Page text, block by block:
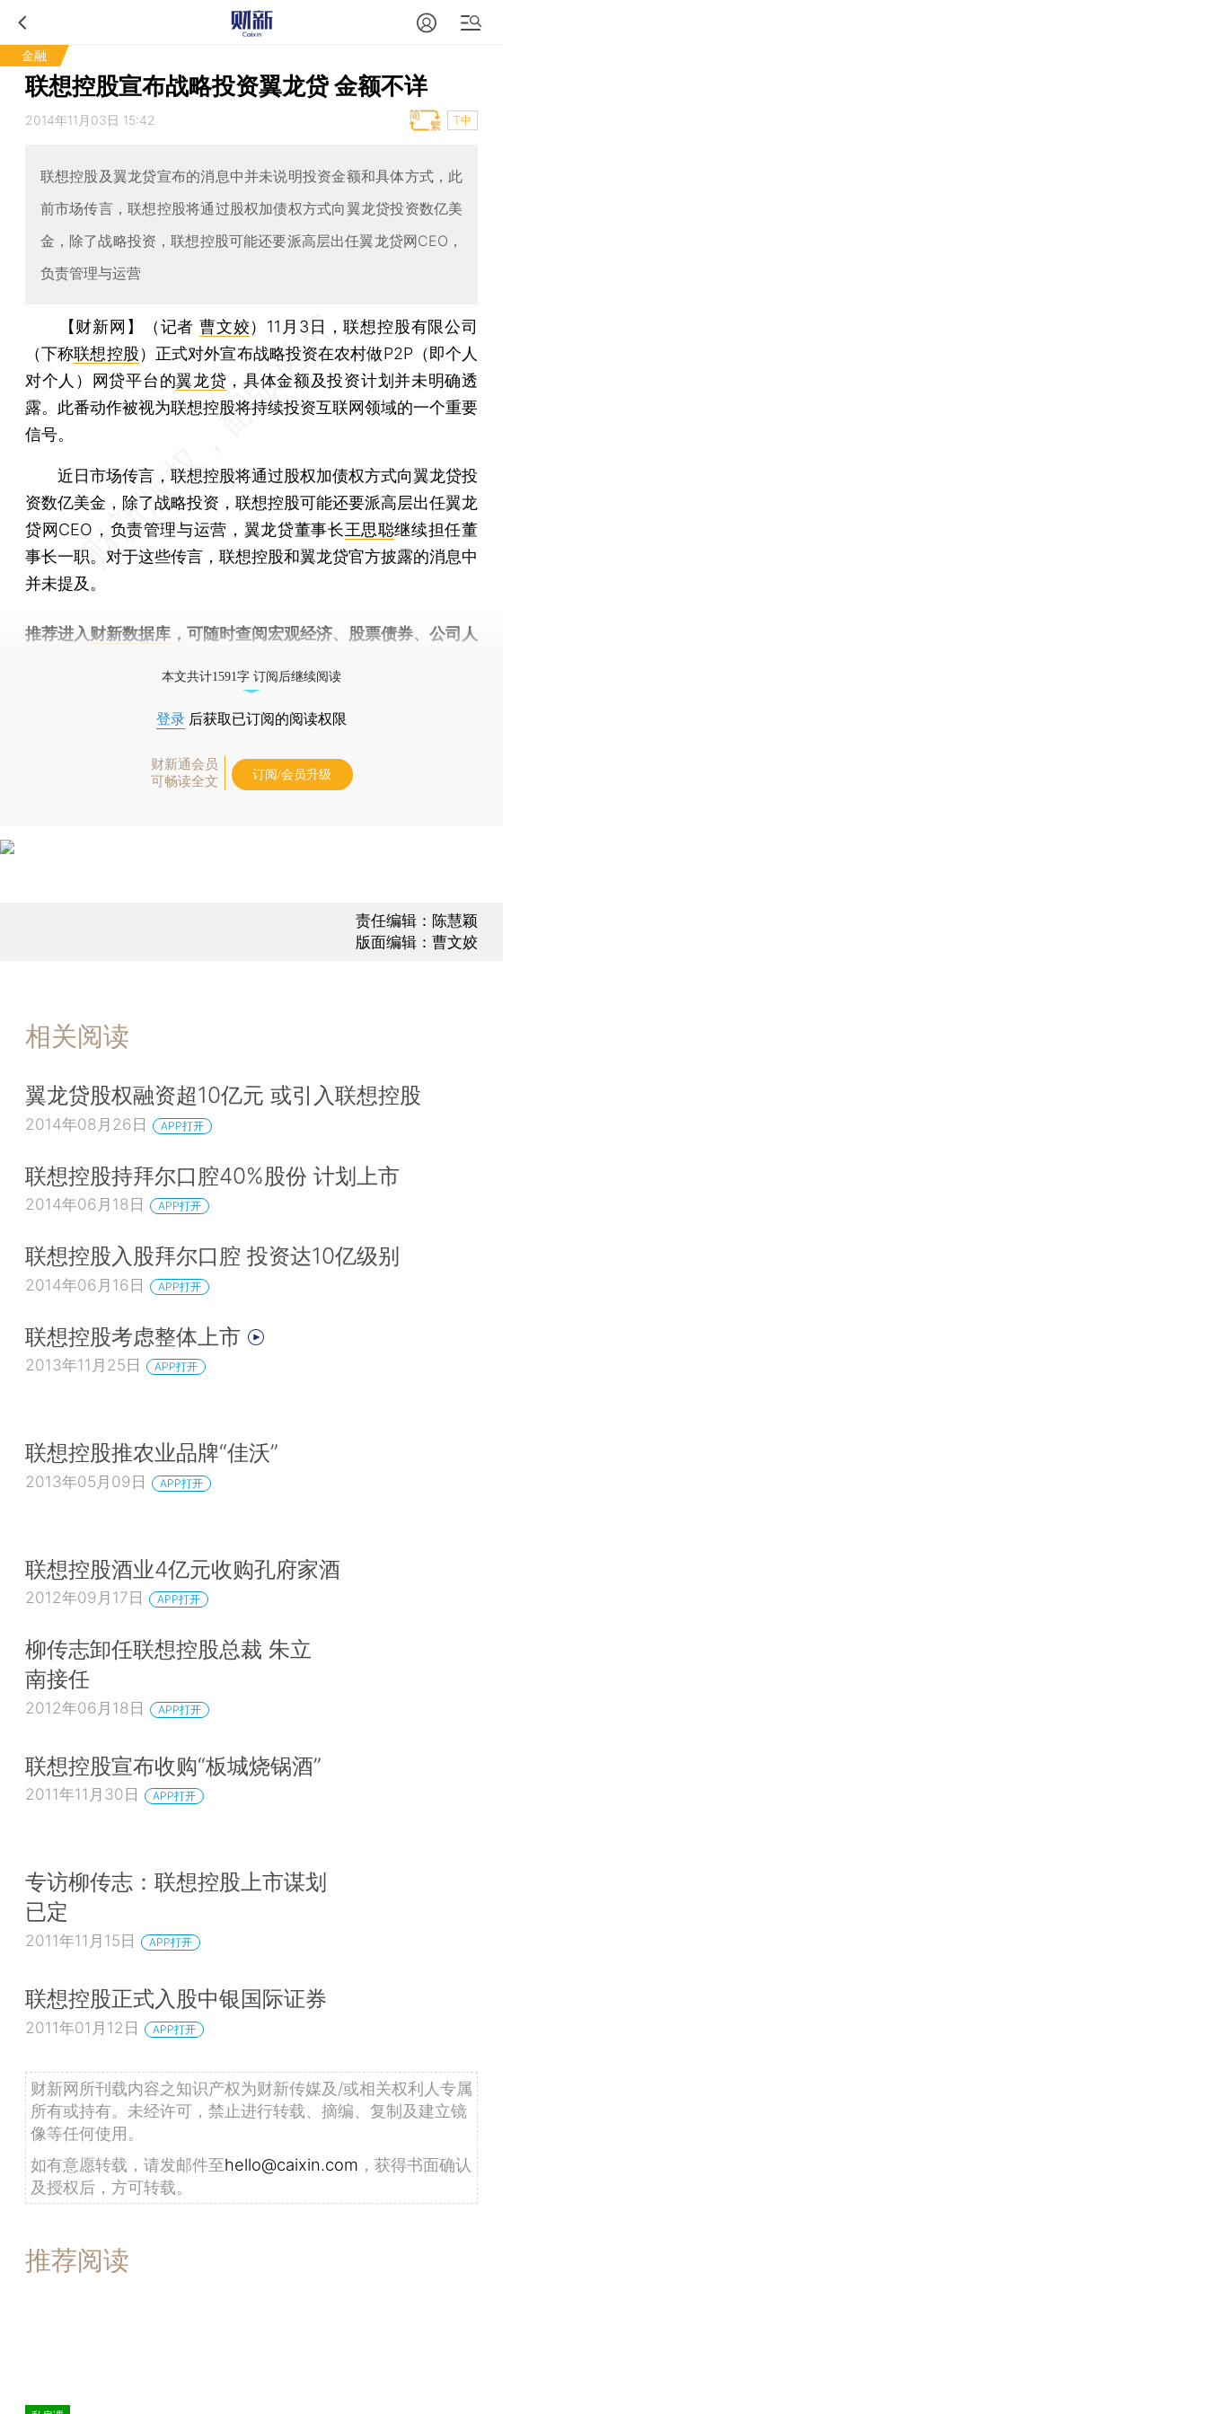
金融
联想控股宣布战略投资翼龙贷 金额不详
2014年11月03日 15:42 T中
联想控股及翼龙贷宣布的消息中并未说明投资金额和具体方式，此
前市场传言，联想控股将通过股权加债权方式向翼龙贷投资数亿美
金，除了战略投资，联想控股可能还要派高层出任翼龙贷网CEO，
负责管理与运营
【财新网】（记者 曹文姣） 11月3日，联想控股有限公司
（下称联想控股）正式对外宣布战略投资在农村做P2P（即个人
对个人）网贷平台的翼龙贷 ，具体金额及投资计划并未明确透
露。此番动作被视为联想控股将持续投资互联网领域的一个重要
信号。
近日市场传言，联想控股将通过股权加债权方式向翼龙贷投
资数亿美金，除了战略投资，联想控股可能还要派高层出任翼龙
贷网CEO，负责管理与运营，翼龙贷董事长王思聪继续担任董
事长一职。对于这些传言，联想控股和翼龙贷官方披露的消息中
并未提及。
推荐进入财新数据库 ，可随时查阅宏观经济、股票债券、公司人
本文共计1591字 订阅后继续阅读
登录 后获取已订阅的阅读权限
财新通会员
可畅读全文
订阅/会员升级
责任编辑：陈慧颖
版面编辑：曹文姣
相关阅读
翼龙贷股权融资超10亿元 或引入联想控股
2014年08月26日 APP打开
联想控股持拜尔口腔40%股份 计划上市
2014年06月18日 APP打开
联想控股入股拜尔口腔 投资达10亿级别
2014年06月16日 APP打开
联想控股考虑整体上市
2013年11月25日 APP打开
联想控股推农业品牌“佳沃”
2013年05月09日 APP打开
联想控股酒业4亿元收购孔府家酒
2012年09月17日 APP打开
柳传志卸任联想控股总裁 朱立
南接任
2012年06月18日 APP打开
联想控股宣布收购“板城烧锅酒”
2011年11月30日 APP打开
专访柳传志：联想控股上市谋划
已定
2011年11月15日 APP打开
联想控股正式入股中银国际证券
2011年01月12日 APP打开
财新网所刊载内容之知识产权为财新传媒及/或相关权利人专属
所有或持有。未经许可，禁止进行转载、摘编、复制及建立镜
像等任何使用。
如有意愿转载，请发邮件至hello@caixin.com ，获得书面确认
及授权后，方可转载。
推荐阅读